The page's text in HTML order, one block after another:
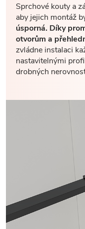
Sprchové kouty a
aby jejich montáž
úsporná. Díky
otvorům a
zvládne instalaci
nastavitelnými
drobných